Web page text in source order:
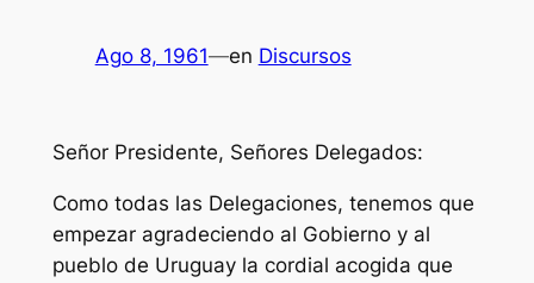
Ago 8, 1961—en Discursos
Señor Presidente, Señores Delegados:
Como todas las Delegaciones, tenemos que
empezar agradeciendo al Gobierno y al
pueblo de Uruguay la cordial acogida que